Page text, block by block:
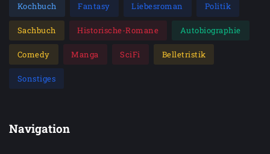
Kochbuch Fantasy Liebesroman Politik
Sachbuch Historische-Romane Autobiographie
Comedy Manga SciFi Belletristik
Sonstiges
Navigation